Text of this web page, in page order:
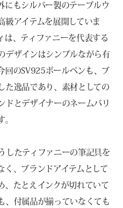
にもシルバー製のテーブルウ
級アイテムを展開していま
は、ティファニーを代表する
デザインはシンプルながら有
回のSV925ボールペンも、ブ
た逸品であり、素材としての
ドとデザイナーのネームバリ
。
したティファニーの筆記具を
く、ブランドアイテムとして
、たとえインクが切れていて
、付属品が揃っていなくても